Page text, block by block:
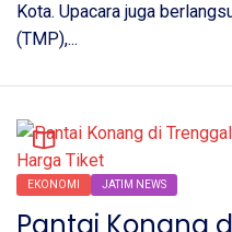
Kota. Upacara juga
(TMP),...
EKONOMI JATIM NEWS